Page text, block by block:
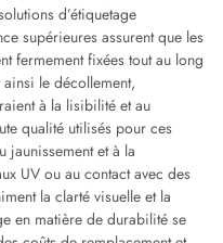
d’étiquetage
supérieures assurent que les
fermement fixées tout au long
le décollement,
à la lisibilité et au
qualité utilisés pour ces
jaunissement et à la
UV ou au contact avec des
la clarté visuelle et la
en matière de durabilité se